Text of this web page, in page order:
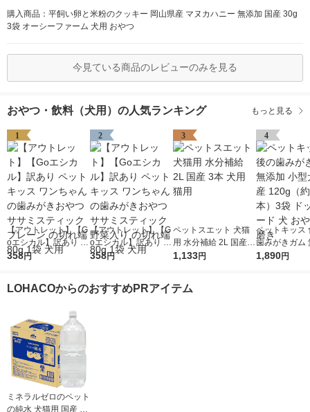
購入商品：平飼い卵と米粉のクッキー 岡山県産 マヌカハニー 無添加 国産 30g
3袋 オーシーファーム 犬用 おやつ
今見ている商品のレビューのみを見る
おやつ・飲料（犬用）の人気ランキング もっと見る
1
【アウトレット】【G
oエシカル】訳あり ペ
ットキッス ワンちゃ
レーン の切れ端 80g
358円
2
【アウトレット】【G
oエシカル】訳あり ペ
ットキッス ワンちゃ
菜入り の切れ端 80g
358円
3
ペットスエット 犬猫
用 水分補給 2L 国産 3
本 犬用 猫用
1,133円
4
ペットキッス
歯みがきガム
小型犬用 国
1,890円
LOHACOからのおすすめPRアイテム
ミネラルゼロのペット
の純水 犬猫用 国産 2L